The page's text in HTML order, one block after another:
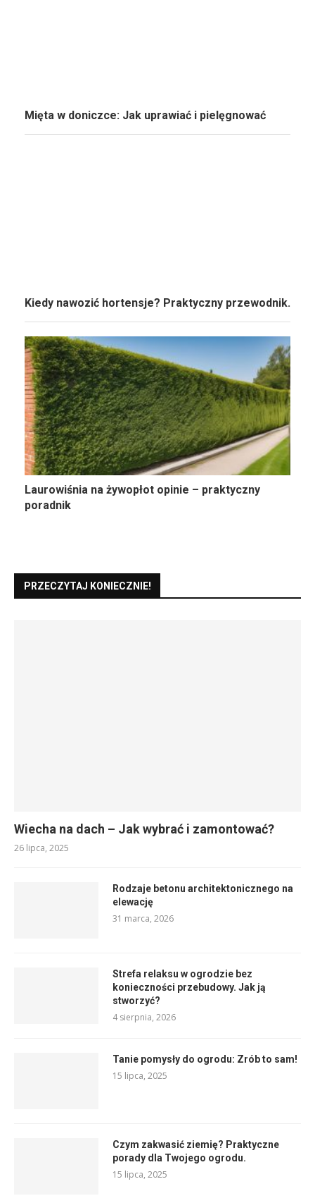
Mięta w doniczce: Jak uprawiać i pielęgnować
Kiedy nawozić hortensje? Praktyczny przewodnik.
Laurowiśnia na żywopłot opinie – praktyczny
poradnik
PRZECZYTAJ KONIECZNIE!
Wiecha na dach – Jak wybrać i zamontować?
26 lipca, 2025
Rodzaje betonu architektonicznego na
elewację
31 marca, 2026
Strefa relaksu w ogrodzie bez
konieczności przebudowy. Jak ją
stworzyć?
4 sierpnia, 2026
Tanie pomysły do ogrodu: Zrób to sam!
15 lipca, 2025
Czym zakwasić ziemię? Praktyczne
porady dla Twojego ogrodu.
15 lipca, 2025